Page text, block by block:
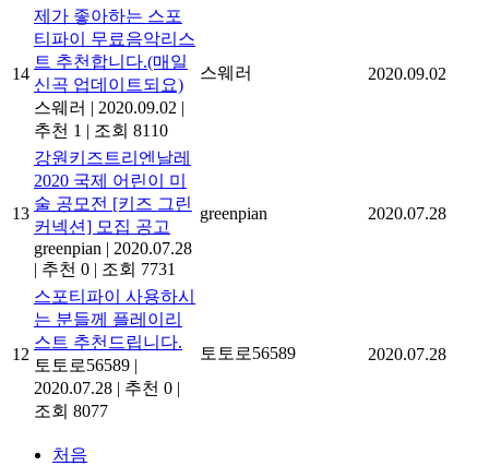
14
제가 좋아하는 스포
티파이 무료음악리스
트 추천합니다.(매일
신곡 업데이트되요)
스웨러 | 2020.09.02 |
추천 1 | 조회 8110
스웨러 2020.09.02
13
강원키즈트리엔날레
2020 국제 어린이 미
술 공모전 [키즈 그린
커넥션] 모집 공고
greenpian | 2020.07.28
| 추천 0 | 조회 7731
greenpian 2020.07.28
12
스포티파이 사용하시
는 분들께 플레이리
스트 추천드립니다.
토토로56589 |
2020.07.28 | 추천 0 |
조회 8077
토토로56589 2020.07.28
처음